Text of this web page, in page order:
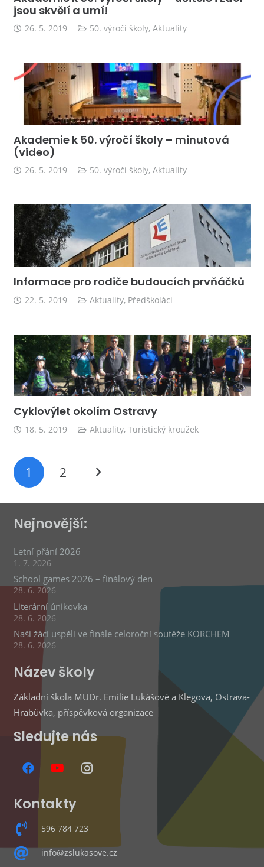
jsou skvělí a umí!
26. 5. 2019 50. výročí školy,Aktuality
Akademie k 50. výročí školy – minutová
(video)
26. 5. 2019 50. výročí školy,Aktuality
Informace pro rodiče budoucích prvňáčků
22. 5. 2019 Aktuality, Předškoláci
Cyklovýlet okolím Ostravy
18. 5. 2019 Aktuality,Turistický kroužek
1 2
Nejnovější:
Letní přání 2026
1. 7. 2026
School games 2026 – finálový den
28. 6. 2026
Literární únikovka
28. 6. 2026
Naši žáci uspěli ve finále celoroční soutěže KORCHEM
28. 6. 2026
Název školy
Základní škola MUDr. Emílie Lukášové a Klegova, Ostrava-
Hrabůvka, příspěvková organizace
Sledujte nás
Kontakty
596 784 723
info@zslukasove.cz